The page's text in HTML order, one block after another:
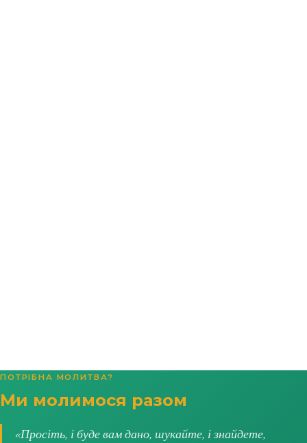
ПОТРІБНА МОЛИТВА?
Ми молимося разом
«Просіть, і буде вам дано, шукайте, і знайдете,